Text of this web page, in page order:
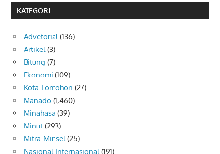
KATEGORI
Advetorial (136)
Artikel (3)
Bitung (7)
Ekonomi (109)
Kota Tomohon (27)
Manado (1,460)
Minahasa (39)
Minut (293)
Mitra-Minsel (25)
Nasional-Internasional (191)